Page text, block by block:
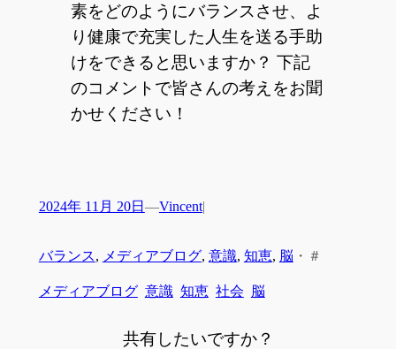
素をどのようにバランスさせ、よ
り健康で充実した人生を送る手助
けをできると思いますか？ 下記
のコメントで皆さんの考えをお聞
かせください！
2024年 11月 20日 —Vincent|
バランス, メディアブログ, 意識, 知恵, 脳 ・ ＃
メディアブログ 意識 知恵 社会 脳
共有したいですか？